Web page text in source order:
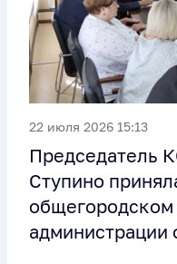
22 июля 2026 15:13
Председатель
Ступино
администрации